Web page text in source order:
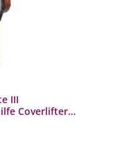
III
Coverlifter